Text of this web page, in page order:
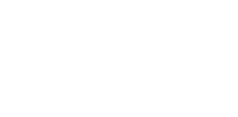
르카 섬에서 가장 큰 도시인 팔
도되는 섬으로, 지중해에서 일